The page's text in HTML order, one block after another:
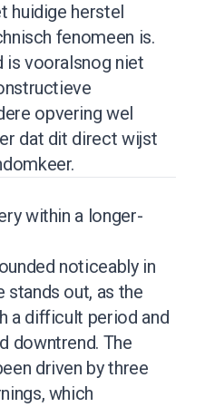
huidige herstel
fenomeen is.
is vooralsnog niet
opvering wel
dat dit direct wijst
within a longer-
noticeably in
stands out, as the
a difficult period and
downtrend. The
driven by three
which